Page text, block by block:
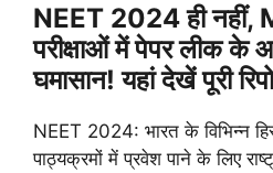
NEET 2024 ही नहीं,
परीक्षाओं में पेपर लीक के
घमासान! यहां देखें पूरी
NEET 2024: भारत के विभिन्न
पाठ्यक्रमों में प्रवेश पाने के लिए